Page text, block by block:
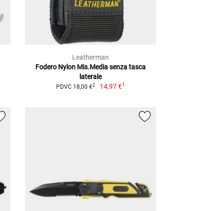
Leatherman
Fodero Nylon Mis.Media senza tasca
laterale
PDVC 18,00 €2 14,97 €1